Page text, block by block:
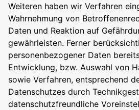
Weiteren haben wir Verfahren
Wahrnehmung von
Daten und Reaktion auf
gewährleisten. Ferner
personenbezogener Daten
Entwicklung, bzw. Auswahl von
sowie Verfahren, entsprechend
Datenschutzes durch
datenschutzfreundliche